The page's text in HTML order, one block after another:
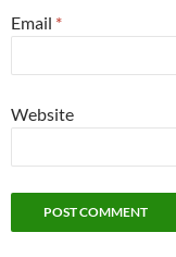
Email *
Website